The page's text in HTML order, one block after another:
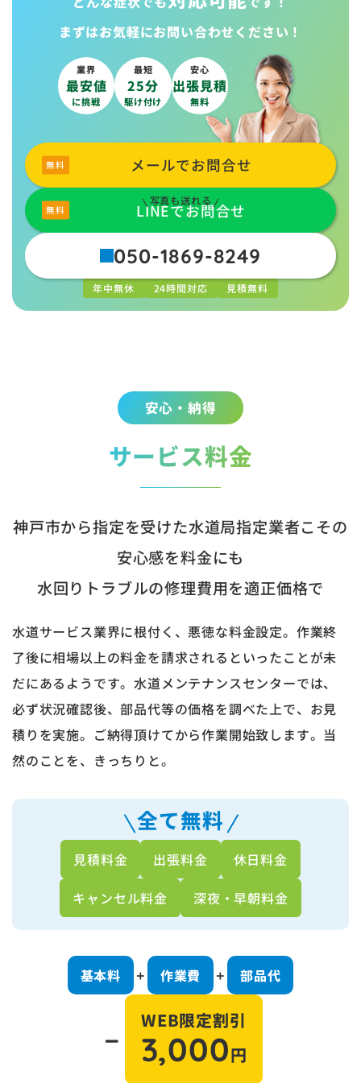
まずはお気軽にお問い合わせください！
業界
最安値
に挑戦
最短
25分
駆け付け
安心
出張見積
無料
メールでお問合せ
写真も送れる
LINEでお問合せ
050-1869-8249
年中無休 24時間対応 見積無料
安心・納得
サービス料金
神戸市から指定を受けた水道局指定業者こその
安心感を料金にも
水回りトラブルの修理費用を適正価格で
水道サービス業界に根付く、悪徳な料金設定。作業終
了後に相場以上の料金を請求されるといったことが未
だにあるようです。水道メンテナンスセンターでは、
必ず状況確認後、部品代等の価格を調べた上で、お見
積りを実施。ご納得頂けてから作業開始致します。当
然のことを、きっちりと。
見積料金 出張料金
休日料金
キャンセル料金
深夜・早朝料金
全て無料
基本料 ＋ 作業費 ＋ 部品代
－
WEB限定割引
3,000円